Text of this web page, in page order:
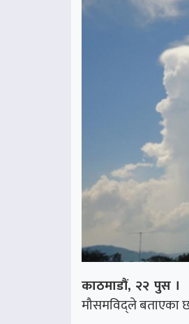
काठमाडौं, २२ पुस ।
मौसमविद्ले बताएका